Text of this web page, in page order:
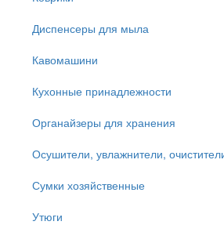
Диспенсеры для мыла
Кавомашини
Кухонные принадлежности
Органайзеры для хранения
Осушители, увлажнители,
Сумки хозяйственные
Утюги